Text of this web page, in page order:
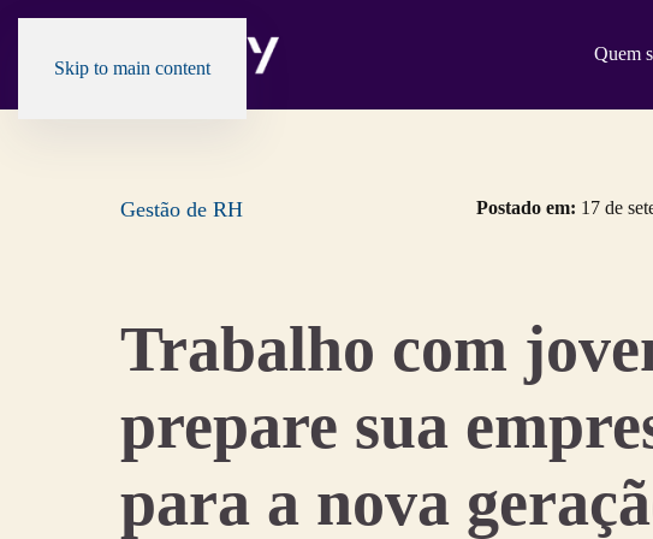
Skip to main content
Quem
Gestão de RH Postado em: 17 de
Trabalho com
prepare sua
para a nova